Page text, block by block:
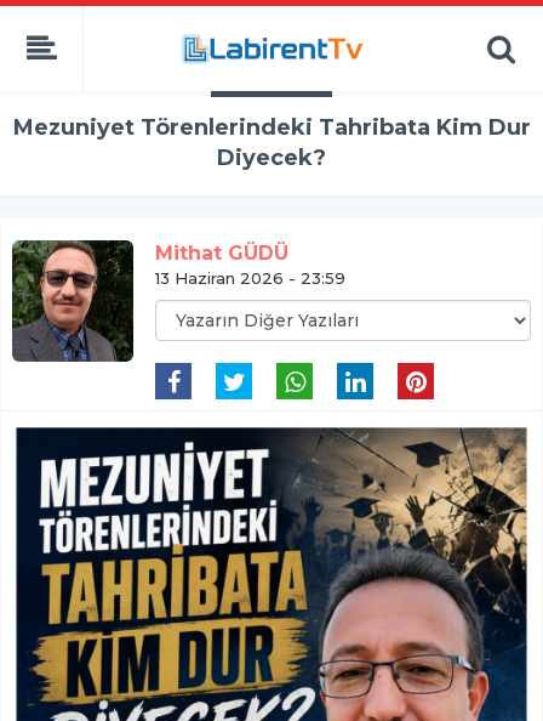
Mezuniyet Törenlerindeki Tahribata Kim Dur
Diyecek?
Mithat GÜDÜ
13 Haziran 2026 - 23:59